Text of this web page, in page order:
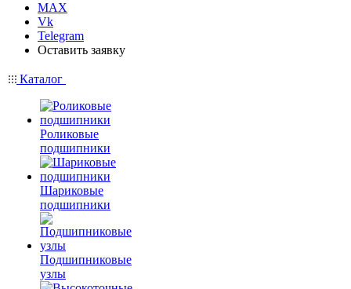
MAX
Vk
Telegram
Оставить заявку
Каталог
Роликовые
подшипники
Шариковые
подшипники
Подшипниковые
узлы